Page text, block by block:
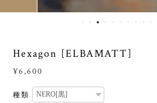
Hexagon [ELBAMATT]
¥6,600
種類